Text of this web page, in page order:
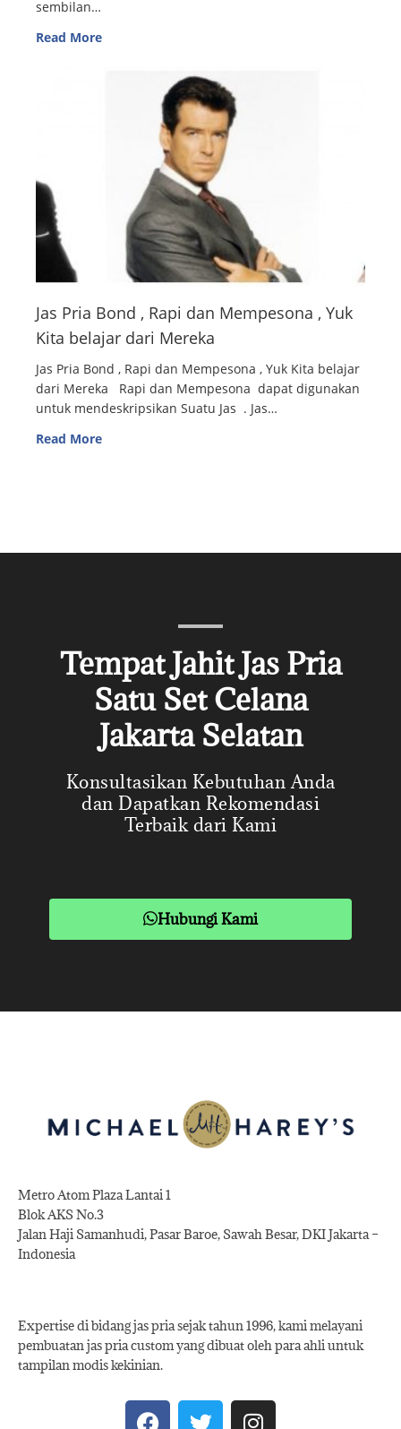
sembilan…
Read More
Jas Pria Bond , Rapi dan Mempesona , Yuk
Kita belajar dari Mereka
Jas Pria Bond , Rapi dan Mempesona , Yuk Kita belajar
dari Mereka Rapi dan Mempesona dapat digunakan
untuk mendeskripsikan Suatu Jas . Jas…
Read More
Tempat Jahit Jas Pria
Satu Set Celana
Jakarta Selatan
Konsultasikan Kebutuhan Anda
dan Dapatkan Rekomendasi
Terbaik dari Kami
Hubungi Kami
Metro Atom Plaza Lantai 1
Blok AKS No.3
Jalan Haji Samanhudi, Pasar Baroe, Sawah Besar, DKI Jakarta –
Indonesia
Expertise di bidang jas pria sejak tahun 1996, kami melayani
pembuatan jas pria custom yang dibuat oleh para ahli untuk
tampilan modis kekinian.